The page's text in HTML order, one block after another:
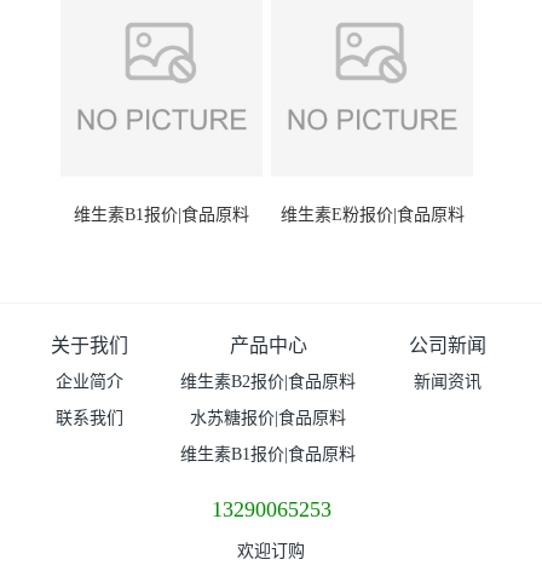
维生素B1报价|食品原料 维生素E粉报价|食品原料
关于我们
企业简介
联系我们
产品中心
维生素B2报价|食品原料
水苏糖报价|食品原料
维生素B1报价|食品原料
公司新闻
新闻资讯
13290065253
欢迎订购